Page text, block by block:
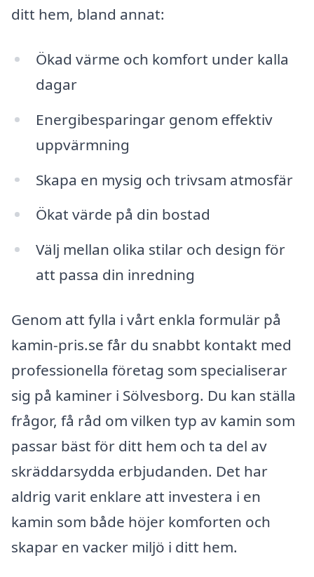
ditt hem, bland annat:
Ökad värme och komfort under kalla
dagar
Energibesparingar genom effektiv
uppvärmning
Skapa en mysig och trivsam atmosfär
Ökat värde på din bostad
Välj mellan olika stilar och design för
att passa din inredning
Genom att fylla i vårt enkla formulär på
kamin-pris.se får du snabbt kontakt med
professionella företag som specialiserar
sig på kaminer i Sölvesborg. Du kan ställa
frågor, få råd om vilken typ av kamin som
passar bäst för ditt hem och ta del av
skräddarsydda erbjudanden. Det har
aldrig varit enklare att investera i en
kamin som både höjer komforten och
skapar en vacker miljö i ditt hem.